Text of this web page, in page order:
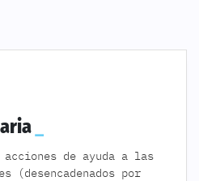
de ayuda a las
(desencadenados por